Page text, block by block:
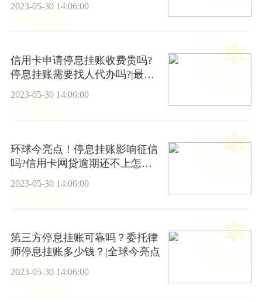
2023-05-30 14:06:00
信用卡申请停息挂账收费贵吗?
停息挂账需要找人代办吗?|最新
消息
2023-05-30 14:06:00
环球今亮点！停息挂账影响征信
吗?信用卡网贷逾期还不上怎么
2023-05-30 14:06:00
第三方停息挂账可靠吗？委托律
师停息挂账多少钱？|全球今亮点
2023-05-30 14:06:00